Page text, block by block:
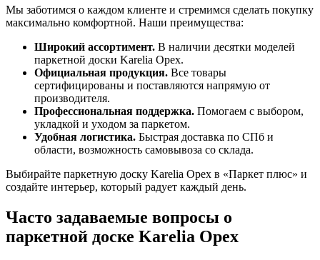
Мы заботимся о каждом клиенте и стремимся сделать покупку
максимально комфортной. Наши преимущества:
Широкий ассортимент. В наличии десятки моделей
паркетной доски Karelia Орех.
Официальная продукция. Все товары
сертифицированы и поставляются напрямую от
производителя.
Профессиональная поддержка. Помогаем с выбором,
укладкой и уходом за паркетом.
Удобная логистика. Быстрая доставка по СПб и
области, возможность самовывоза со склада.
Выбирайте паркетную доску Karelia Орех в «Паркет плюс» и
создайте интерьер, который радует каждый день.
Часто задаваемые вопросы о
паркетной доске Karelia Орех